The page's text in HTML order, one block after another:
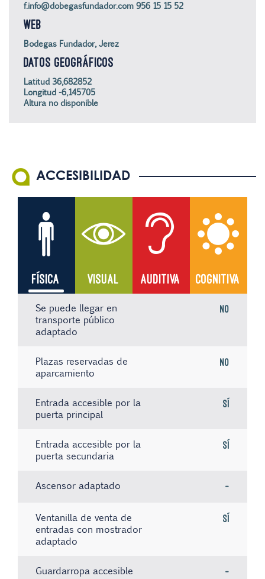
f.info@dobegasfundador.com 956 15 15 52
WEB
Bodegas Fundador, Jerez
DATOS GEOGRÁFICOS
Latitud 36,682852
Longitud -6,145705
Altura no disponible
ACCESIBILIDAD
FÍSICA VISUAL AUDITIVA COGNITIVA
Se puede llegar en
transporte público
adaptado
No
Plazas reservadas de
aparcamiento
No
Entrada accesible por la
puerta principal
Sí
Entrada accesible por la
puerta secundaria
Sí
Ascensor adaptado -
Ventanilla de venta de
entradas con mostrador
adaptado
Sí
Guardarropa accesible -